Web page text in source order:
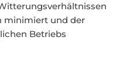
minimiert und der
Betriebs